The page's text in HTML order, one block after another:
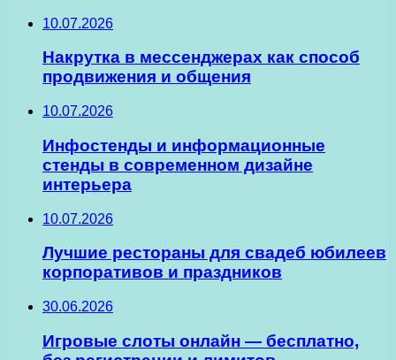
10.07.2026
Накрутка в мессенджерах как способ
продвижения и общения
10.07.2026
Инфостенды и информационные
стенды в современном дизайне
интерьера
10.07.2026
Лучшие рестораны для свадеб юбилеев
корпоративов и праздников
30.06.2026
Игровые слоты онлайн — бесплатно,